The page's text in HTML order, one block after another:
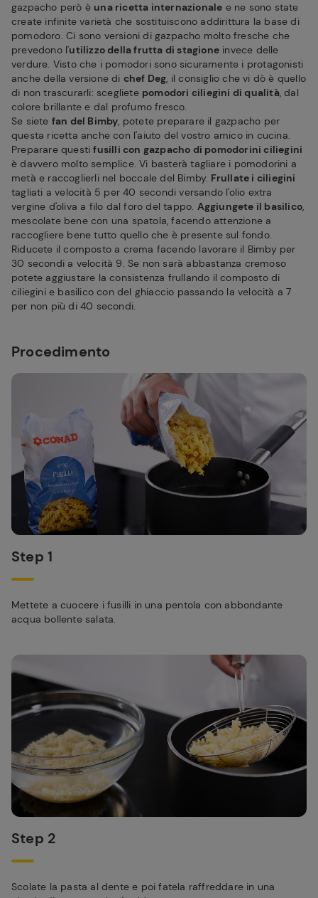
gazpacho però è una ricetta internazionale e ne sono state
create infinite varietà che sostituiscono addirittura la base di
pomodoro. Ci sono versioni di gazpacho molto fresche che
prevedono l'utilizzo della frutta di stagione invece delle
verdure. Visto che i pomodori sono sicuramente i protagonisti
anche della versione di chef Deg, il consiglio che vi dò è quello
di non trascurarli: scegliete pomodori ciliegini di qualità, dal
colore brillante e dal profumo fresco.
Se siete fan del Bimby, potete preparare il gazpacho per
questa ricetta anche con l'aiuto del vostro amico in cucina.
Preparare questifusilli con gazpacho di pomodorini ciliegini
è davvero molto semplice. Vi basterà tagliare i pomodorini a
metà e raccoglierli nel boccale del Bimby. Frullate i ciliegini
tagliati a velocità 5 per 40 secondi versando l'olio extra
vergine d'oliva a filo dal foro del tappo. Aggiungete il basilico,
mescolate bene con una spatola, facendo attenzione a
raccogliere bene tutto quello che è presente sul fondo.
Riducete il composto a crema facendo lavorare il Bimby per
30 secondi a velocità 9. Se non sarà abbastanza cremoso
potete aggiustare la consistenza frullando il composto di
ciliegini e basilico con del ghiaccio passando la velocità a 7
per non più di 40 secondi.
Procedimento
Step 1
Mettete a cuocere i fusilli in una pentola con abbondante
acqua bollente salata.
Step 2
Scolate la pasta al dente e poi fatela raffreddare in una